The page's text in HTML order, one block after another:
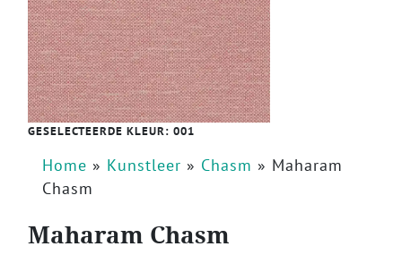
GESELECTEERDE KLEUR: 001
Home » Kunstleer » Chasm » Maharam
Chasm
Maharam Chasm